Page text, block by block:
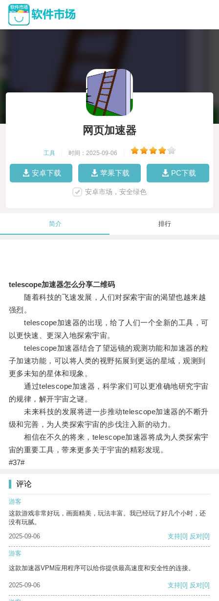
网页加速器
工具 时间：2025-09-06
安卓下载 苹果下载 PC下载
安卓市场，安全绿色
简介 排行
telescope加速器怎么分享二维码
随着科技的飞速发展，人们对探索宇宙的渴望也越来越
强烈。
telescope加速器的出现，给了人们一个全新的工具，可
以更快速、更深入地探索宇宙。
telescope加速器结合了望远镜的观测功能和加速器的粒
子加速功能，可以将人类的视野拓展到更远的星域，观测到
更多未知的星体和现象。
通过telescope加速器，科学家们可以更准确地研究宇宙
的规律，解开宇宙之谜。
未来科技的发展将进一步推动telescope加速器的不断升
级和完善，为人类探索宇宙的步伐注入新的动力。
相信在不久的将来，telescope加速器将成为人类探索宇
宙的重要工具，带来更多关于宇宙的精彩发现。
#37#
评论
游客
这款游戏非常好玩，画面精美，玩法丰富。我已经玩了好几个小时，还
没有玩腻。
2025-09-06
支持[0] 反对[0]
游客
这款加速器VPM应用程序可以给你提供最高速度和安全性的连接。
2025-09-06 支持[0] 反对[0]